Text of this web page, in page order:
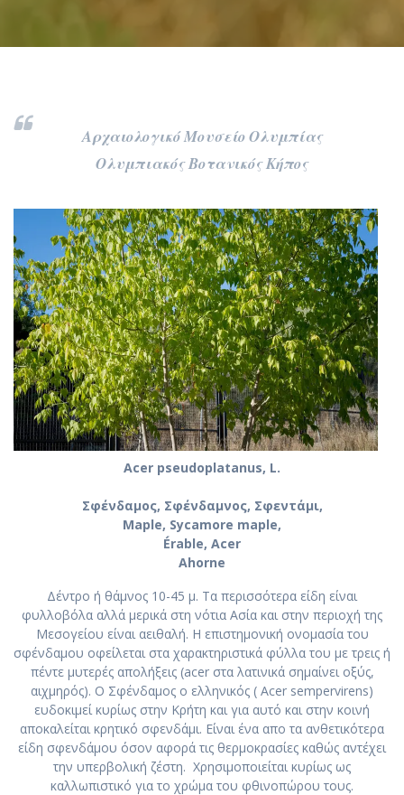
Αρχαιολογικό Μουσείο Ολυμπίας
Ολυμπιακός Βοτανικός Κήπος
Acer pseudoplatanus, L.
Σφένδαμος, Σφένδαμνος, Σφεντάμι,
Maple, Sycamore maple,
Érable, Acer
Ahorne
Δέντρο ή θάμνος 10-45 μ. Τα περισσότερα είδη είναι
φυλλοβόλα αλλά μερικά στη νότια Ασία και στην περιοχή της
Μεσογείου είναι αειθαλή. Η επιστημονική ονομασία του
σφένδαμου οφείλεται στα χαρακτηριστικά φύλλα του με τρεις ή
πέντε μυτερές απολήξεις (acer στα λατινικά σημαίνει οξύς,
αιχμηρός). Ο Σφένδαμος ο ελληνικός ( Acer sempervirens)
ευδοκιμεί κυρίως στην Κρήτη και για αυτό και στην κοινή
αποκαλείται κρητικό σφενδάμι. Είναι ένα απο τα ανθετικότερα
είδη σφενδάμου όσον αφορά τις θερμοκρασίες καθώς αντέχει
την υπερβολική ζέστη. Χρησιμοποιείται κυρίως ως
καλλωπιστικό για το χρώμα του φθινοπώρου τους.